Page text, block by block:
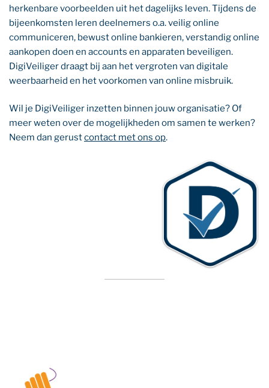
herkenbare voorbeelden uit het dagelijks leven. Tijdens de
bijeenkomsten leren deelnemers o.a. veilig online
communiceren, bewust online bankieren, verstandig online
aankopen doen en accounts en apparaten beveiligen.
DigiVeiliger draagt bij aan het vergroten van digitale
weerbaarheid en het voorkomen van online misbruik.
Wil je DigiVeiliger inzetten binnen jouw organisatie? Of
meer weten over de mogelijkheden om samen te werken?
Neem dan gerustcontact met ons op.